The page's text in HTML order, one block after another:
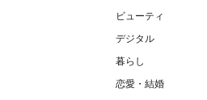
ビューティ
デジタル
暮らし
恋愛・結婚